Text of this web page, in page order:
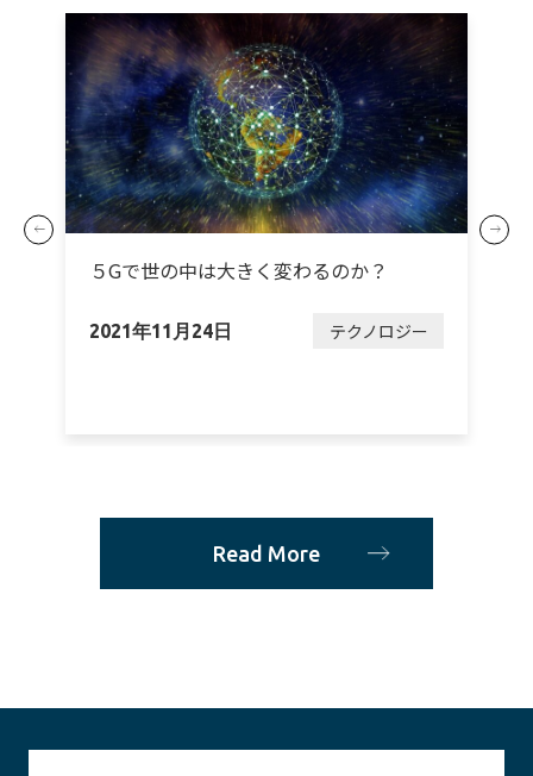
５Gで世の中は大きく変わるのか？
2021年11月24日 テクノロジー
Read More